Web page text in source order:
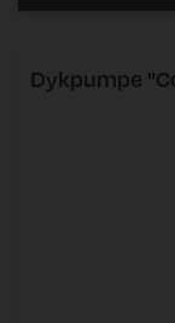
Dykpumpe